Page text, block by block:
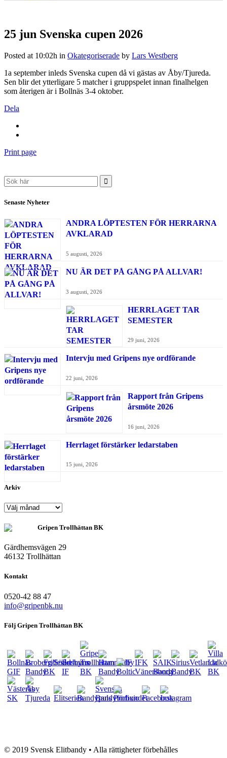
25 jun Svenska cupen 2026
Posted at 10:02h in Okategoriserade by Lars Westberg
1a september inleds Svenska cupen då vi gästas av Åby/Tjureda.
Sen blir det ytterligare 5 matcher i gruppspelet innan finalhelgen
som återigen är i Bollnäs 3-4 oktober.
Dela
Print page
Search
for:
Senaste Nyheter
ANDRA LÖPTESTEN FÖR HERRARNA
AVKLARAD
5 augusti, 2026
NU ÄR DET PÅ GÅNG PÅ ALLVAR!
3 augusti, 2026
HERRLAGET TAR
SEMESTER
29 juni, 2026
Intervju med Gripens nye ordförande
22 juni, 2026
Rapport från Gripens
årsmöte 2026
16 juni, 2026
Herrlaget förstärker ledarstaben
15 juni, 2026
Arkiv
Arkiv
Gripen Trollhättan BK
Gärdhemsvägen 29
46132 Trollhättan
Kontakt
0520-42 88 47
info@gripenbk.nu
Följ Gripen Trollhättan BK
© 2019 Svensk Elitbandy • Alla rättigheter förbehålles